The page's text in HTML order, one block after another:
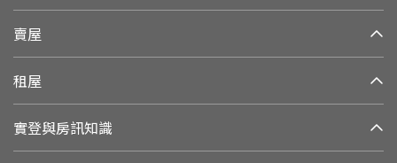
賣屋
租屋
實登與房訊知識